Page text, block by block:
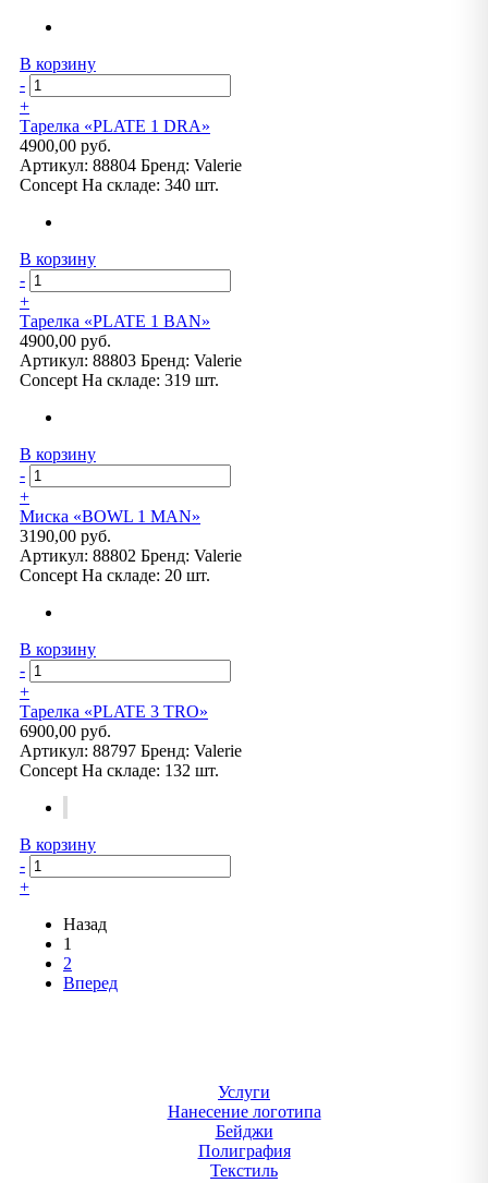
В корзину
-
+
Тарелка «PLATE 1 DRA»
4900,00 руб.
Артикул: 88804 Бренд: Valerie
Concept На складе: 340 шт.
В корзину
-
+
Тарелка «PLATE 1 BAN»
4900,00 руб.
Артикул: 88803 Бренд: Valerie
Concept На складе: 319 шт.
В корзину
-
+
Миска «BOWL 1 MAN»
3190,00 руб.
Артикул: 88802 Бренд: Valerie
Concept На складе: 20 шт.
В корзину
-
+
Тарелка «PLATE 3 TRO»
6900,00 руб.
Артикул: 88797 Бренд: Valerie
Concept На складе: 132 шт.
В корзину
-
+
Назад
1
2
Вперед
Услуги
Нанесение логотипа
Бейджи
Полиграфия
Текстиль